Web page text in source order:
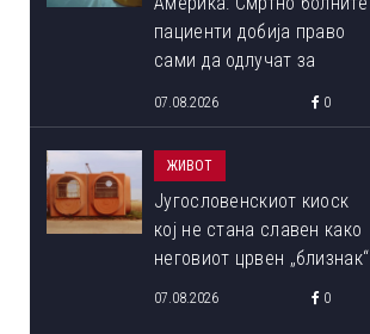
пациенти добија право
сами да одлучат за
07.08.2026 0
ЖИВОТ
Југословенскиот киоск
кој не стана славен како
неговиот црвен „близнак“
07.08.2026 0